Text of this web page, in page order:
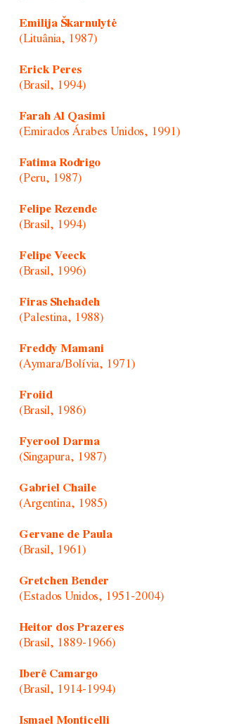
Emilija Škarnulytė
(Lituânia, 1987)
Erick Peres
(Brasil, 1994)
Farah Al Qasimi
(Emirados Árabes Unidos, 1991)
Fatima Rodrigo
(Peru, 1987)
Felipe Rezende
(Brasil, 1994)
Felipe Veeck
(Brasil, 1996)
Firas Shehadeh
(Palestina, 1988)
Freddy Mamani
(Aymara/Bolívia, 1971)
Froiid
(Brasil, 1986)
Fyerool Darma
(Singapura, 1987)
Gabriel Chaile
(Argentina, 1985)
Gervane de Paula
(Brasil, 1961)
Gretchen Bender
(Estados Unidos, 1951-2004)
Heitor dos Prazeres
(Brasil, 1889-1966)
Iberê Camargo
(Brasil, 1914-1994)
Ismael Monticelli